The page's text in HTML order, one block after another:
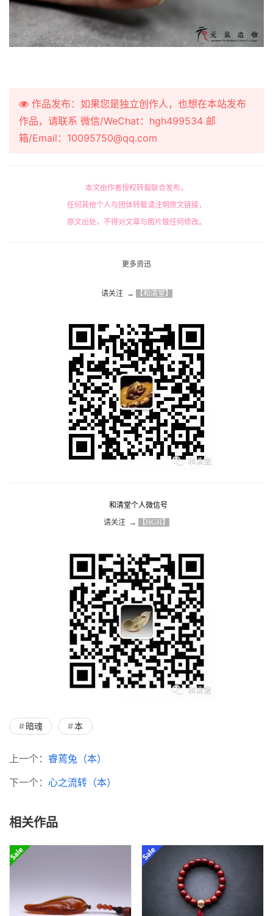
作品发布：如果您是独立创作人，也想在本站发布
作品，请联系 微信/WeChat：hgh499534 邮
箱/Email：10095750@qq.com
本文由作者授权转载联合发布，
任何其他个人与团体转载请注明原文链接，
原文出处，不得对文章与图片做任何修改。
更多资迅
请关注  → 【和清堂】
和清堂个人微信号
请关注  → 【HGH】
暗魂 本
上一个： 睿蔫兔（本）
下一个： 心之流转（本）
相关作品